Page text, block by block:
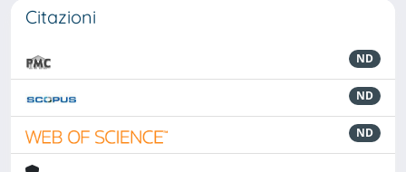
Citazioni
ND
ND
ND